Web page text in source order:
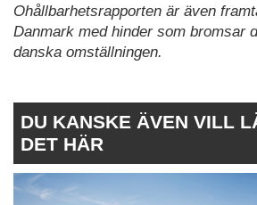
Ohållbarhetsrapporten är även
Danmark med hinder som bromsar
danska omställningen.
DU KANSKE ÄVEN VILL
DET HÄR